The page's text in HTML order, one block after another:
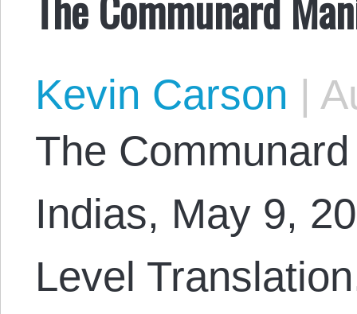
Kevin Carson |
The
Indias, May 9,
Level